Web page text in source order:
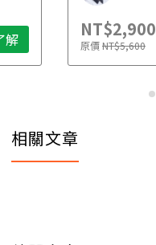
解 NT$2,900
原價NT$5,600
相關文章